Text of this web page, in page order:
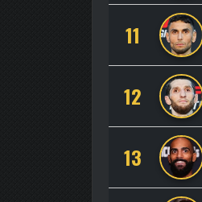
11
12
13